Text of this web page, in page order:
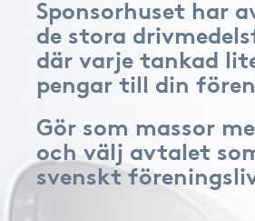
Sponsorhuset har
de stora
där varje tankad
pengar till din
Gör som massor
och välj avtalet
svenskt